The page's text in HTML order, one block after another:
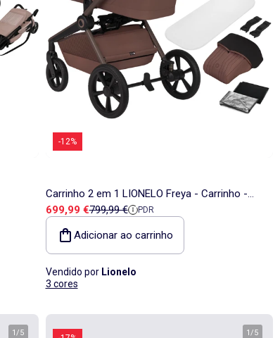
-12%
Carrinho 2 em 1 LIONELO Freya - Carrinho -
Alcofa - Acessórios - Alcofa dobrável com a
estrutura
Preço de venda
699,99 €Preço de referência
799,99 € PDR
Adicionar ao carrinho
Vendido por Lionelo
3 cores
1/5 1/5